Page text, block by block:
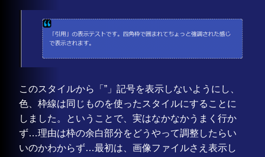
このスタイルから「”」記号を表示しないようにし、
色、枠線は同じものを使ったスタイルにすることに
しました。ということで、実はなかなかうまく行か
ず…理由は枠の余白部分をどうやって調整したらい
いのかわからず…最初は、画像ファイルさえ表示し